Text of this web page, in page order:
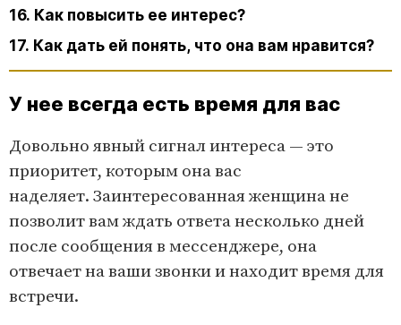
16. Как повысить ее интерес?
17. Как дать ей понять, что она вам нравится?
У нее всегда есть время для вас
Довольно явный сигнал интереса — это
приоритет, которым она вас
наделяет. Заинтересованная женщина не
позволит вам ждать ответа несколько дней
после сообщения в мессенджере, она
отвечает на ваши звонки и находит время для
встречи.